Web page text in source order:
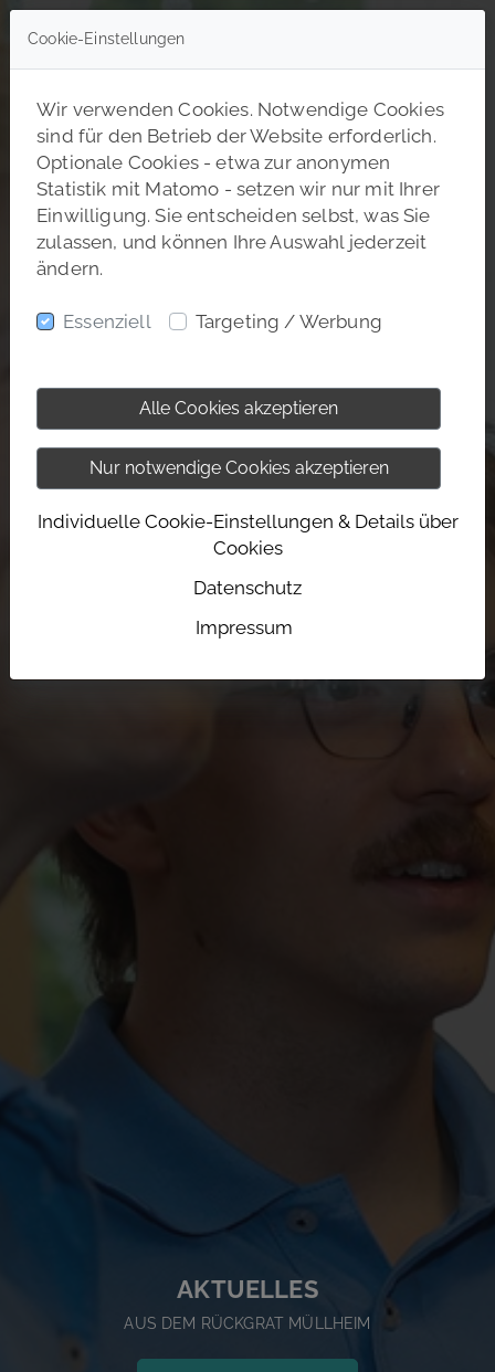
AKTUELLES
AUS DEM RÜCKGRAT MÜLLHEIM
Cookie-Einstellungen
Wir verwenden Cookies. Notwendige Cookies
sind für den Betrieb der Website erforderlich.
Optionale Cookies - etwa zur anonymen
Statistik mit Matomo - setzen wir nur mit Ihrer
Einwilligung. Sie entscheiden selbst, was Sie
zulassen, und können Ihre Auswahl jederzeit
ändern.
Essenziell Targeting / Werbung
Alle Cookies akzeptieren
Nur notwendige Cookies akzeptieren
Individuelle Cookie-Einstellungen & Details über
Cookies
Datenschutz
Impressum